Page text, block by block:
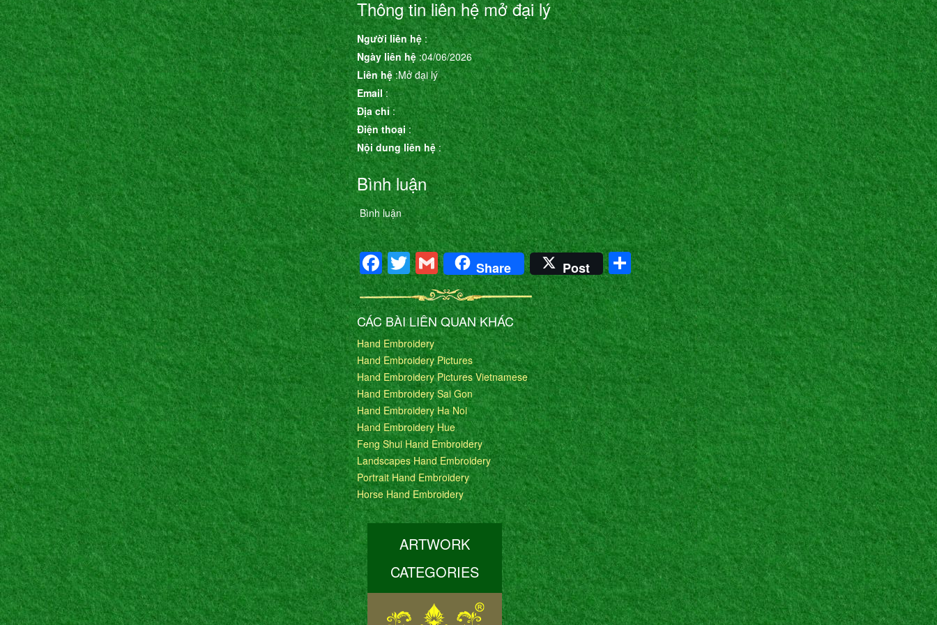
Thông tin liên hệ mở đại lý
Người liên hệ:
Ngày liên hệ:04/06/2026
Liên hệ:Mở đại lý
Email:
Địa chỉ:
Điện thoại:
Nội dung liên hệ:
Bình luận
Bình luận
Facebook
Twitter
Gmail
Share Post Share
CÁC BÀI LIÊN QUAN KHÁC
Hand Embroidery
Hand Embroidery Pictures
Hand Embroidery Pictures Vietnamese
Hand Embroidery Sai Gon
Hand Embroidery Ha Noi
Hand Embroidery Hue
Feng Shui Hand Embroidery
Landscapes Hand Embroidery
Portrait Hand Embroidery
Horse Hand Embroidery
ARTWORK
CATEGORIES